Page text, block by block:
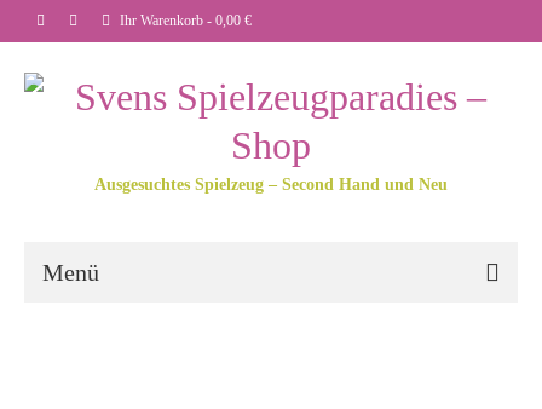
Ihr Warenkorb - 0,00 €
Ausgesuchtes Spielzeug – Second Hand und Neu
Menü